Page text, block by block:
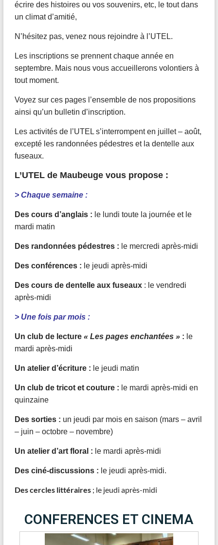
écrire des histoires ou vos souvenirs, etc, le tout dans
un climat d’amitié,
N’hésitez pas, venez nous rejoindre à l’UTEL.
Les inscriptions se prennent chaque année en
septembre. Mais nous vous accueillerons volontiers à
tout moment.
Voyez sur ces pages l’ensemble de nos propositions
ainsi qu’un bulletin d’inscription.
Les activités de l’UTEL s’interrompent en juillet – août,
excepté les randonnées pédestres et la dentelle aux
fuseaux.
L’UTEL de Maubeuge vous propose :
> Chaque semaine :
Des cours d’anglais : le lundi toute la journée et le
mardi matin
Des randonnées pédestres : le mercredi après-midi
Des conférences : le jeudi après-midi
Des cours de dentelle aux fuseaux : le vendredi
après-midi
> Une fois par mois :
Un club de lecture « Les pages enchantées »: le
mardi après-midi
Un atelier d’écriture : le jeudi matin
Un club de tricot et couture : le mardi après-midi en
quinzaine
Des sorties : un jeudi par mois en saison (mars – avril
– juin – octobre – novembre)
Un atelier d’art floral : le mardi après-midi
Des ciné-discussions : le jeudi après-midi.
Des cercles littéraires; le jeudi après-midi
CONFERENCES ET CINEMA